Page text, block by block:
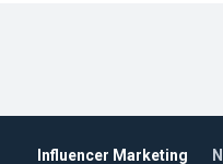
Influencer Marketing